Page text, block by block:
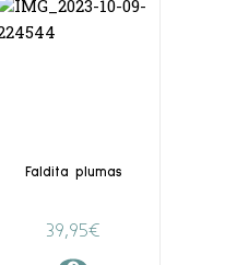
Faldita plumas
39,95€